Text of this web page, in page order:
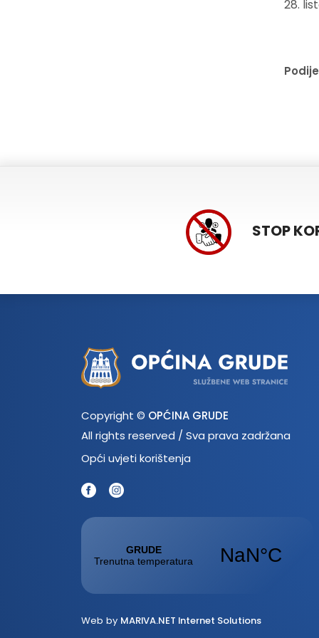
28.
STOP
Copyright © OPĆINA GRUDE
All rights reserved / Sva prava zadržana
Opći uvjeti korištenja
Web by MARIVA.NET Internet Solutions